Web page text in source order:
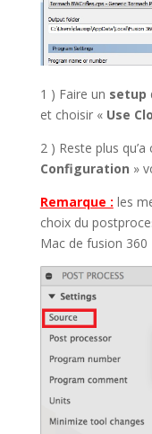
1 ) Faire un setup
et choisir « Use
2 ) Reste plus
Configuration »
Remarque : les
choix du
Mac de fusion 360